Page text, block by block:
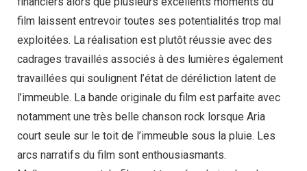
film laissent entrevoir toutes ses potentialités trop mal
exploitées. La réalisation est plutôt réussie avec des
cadrages travaillés associés à des lumières également
travaillées qui soulignent l’état de déréliction latent de
l’immeuble. La bande originale du film est parfaite avec
notamment une très belle chanson rock lorsque Aria
court seule sur le toit de l’immeuble sous la pluie. Les
arcs narratifs du film sont enthousiasmants.